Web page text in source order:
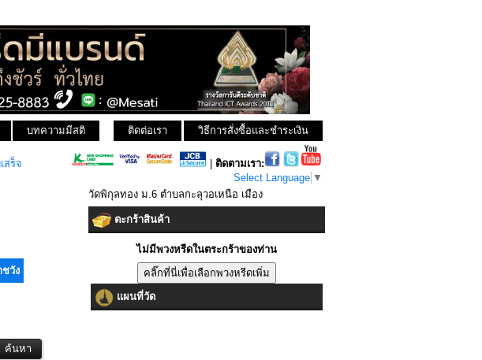
บทความมีสติ วิธีการสั่งซื้อและชำระเงิน
ติดต่อเรา
สร็จ
ติดตามเรา:
Select Language ▼
วัง
วัดพิกุลทอง ม.6 ตำบลกะลุวอเหนือ เมือง
ตะกร้าสินค้า
ไม่มีพวงหรีดในตระกร้าของท่าน
แผนที่วัด